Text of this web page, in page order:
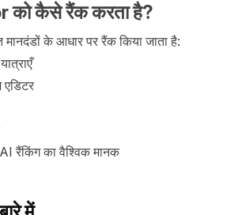
को कैसे रैंक करता है?
मानदंडों के आधार पर रैंक किया जाता है:
रैंकिंग का वैश्विक मानक